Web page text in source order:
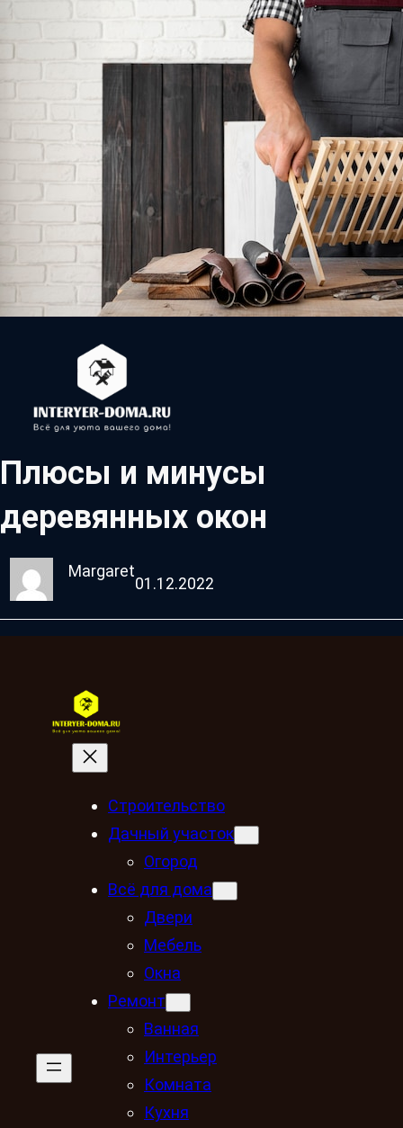
Плюсы и минусы
деревянных окон
Margaret
01.12.2022
Строительство
Дачный участок
Огород
Всё для дома
Двери
Мебель
Окна
Ремонт
Ванная
Интерьер
Комната
Кухня